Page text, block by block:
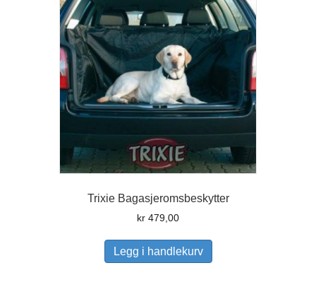
Trixie Bagasjeromsbeskytter
kr 479,00
Legg i handlekurv